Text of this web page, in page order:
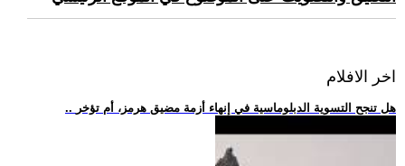
اخر الافلام
.. هل تنجح التسوية الدبلوماسية في إنهاء أزمة مضيق هرمز، أم تؤخر